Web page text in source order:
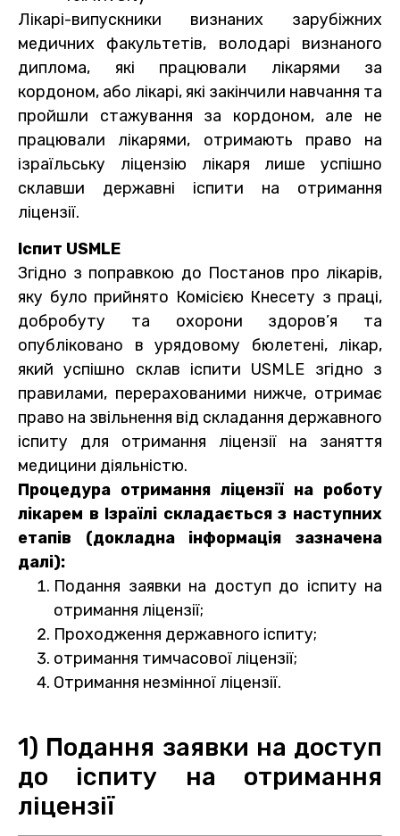
Лікарі-випускники визнаних зарубіжних
медичних факультетів, володарі визнаного
диплома, які працювали лікарями за
кордоном, або лікарі, які закінчили навчання та
пройшли стажування за кордоном, але не
працювали лікарями, отримають право на
ізраїльську ліцензію лікаря лише успішно
склавши державні іспити на отримання
ліцензії.
Іспит USMLE
Згідно з поправкою до Постанов про лікарів,
яку було прийнято Комісією Кнесету з праці,
добробуту та охорони здоров’я та
опубліковано в урядовому бюлетені, лікар,
який успішно склав іспити USMLE згідно з
правилами, перерахованими нижче, отримає
право на звільнення від складання державного
іспиту для отримання ліцензії на заняття
медицини діяльністю.
Процедура отримання ліцензії на роботу
лікарем в Ізраїлі складається з наступних
етапів (докладна інформація зазначена
далі):
Подання заявки на доступ до іспиту на
отримання ліцензії;
Проходження державного іспиту;
отримання тимчасової ліцензії;
Отримання незмінної ліцензії.
1) Подання заявки на доступ
до іспиту на отримання
ліцензії